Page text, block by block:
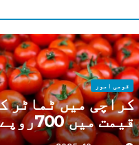
قومی امور
کراچی میں ٹماٹر
قیمت میں
کلو تک پہنچ گئی